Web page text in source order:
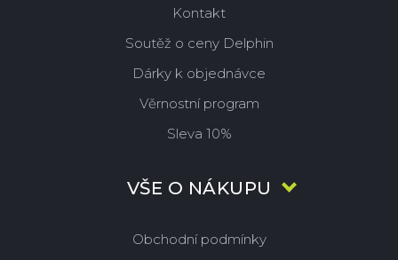
Kontakt
Soutěž o ceny Delphin
Dárky k objednávce
Věrnostní program
Sleva 10%
VŠE O NÁKUPU
Obchodní podmínky